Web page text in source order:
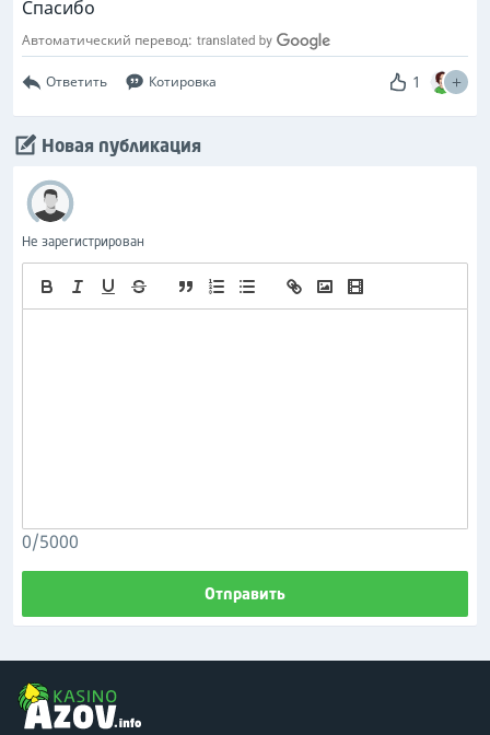
Спасибо
Автоматический перевод:
Ответить Котировка 1
Новая публикация
Не зарегистрирован
0/5000
Отправить